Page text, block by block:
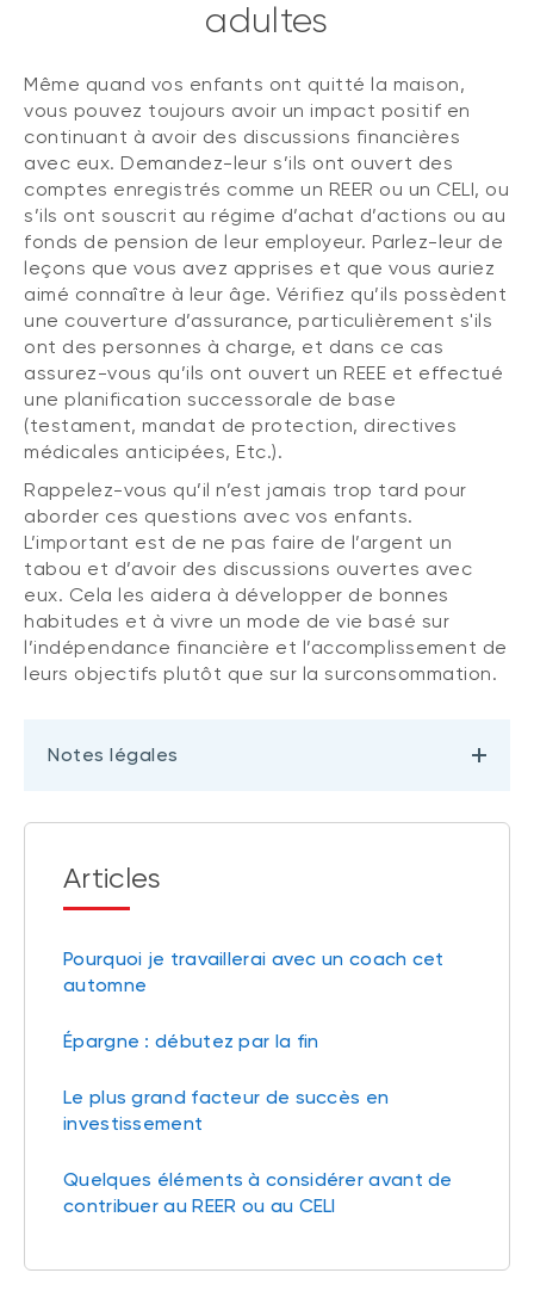
adultes
Même quand vos enfants ont quitté la maison,
vous pouvez toujours avoir un impact positif en
continuant à avoir des discussions financières
avec eux. Demandez-leur s’ils ont ouvert des
comptes enregistrés comme un REER ou un CELI, ou
s’ils ont souscrit au régime d’achat d’actions ou au
fonds de pension de leur employeur. Parlez-leur de
leçons que vous avez apprises et que vous auriez
aimé connaître à leur âge. Vérifiez qu’ils possèdent
une couverture d’assurance, particulièrement s'ils
ont des personnes à charge, et dans ce cas
assurez-vous qu’ils ont ouvert un REEE et effectué
une planification successorale de base
(testament, mandat de protection, directives
médicales anticipées, Etc.).
Rappelez-vous qu’il n’est jamais trop tard pour
aborder ces questions avec vos enfants.
L’important est de ne pas faire de l’argent un
tabou et d’avoir des discussions ouvertes avec
eux. Cela les aidera à développer de bonnes
habitudes et à vivre un mode de vie basé sur
l’indépendance financière et l’accomplissement de
leurs objectifs plutôt que sur la surconsommation.
Notes légales
Articles
Pourquoi je travaillerai avec un coach cet
automne
Épargne : débutez par la fin
Le plus grand facteur de succès en
investissement
Quelques éléments à considérer avant de
contribuer au REER ou au CELI